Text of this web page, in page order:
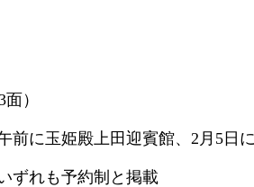
）
前に玉姫殿上田迎賓館、2月5日
ずれも予約制と掲載